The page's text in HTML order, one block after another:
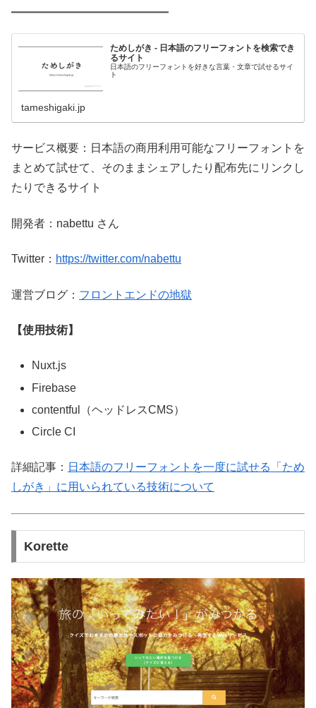
ためしがき - 日本語のフリーフォントを検索でき
るサイト
日本語のフリーフォントを好きな言葉・文章で試せるサイ
ト
tameshigaki.jp
サービス概要：日本語の商用利用可能なフリーフォントを
まとめて試せて、そのままシェアしたり配布先にリンクし
たりできるサイト
開発者：nabettu さん
Twitter： https://twitter.com/nabettu
運営ブログ： フロントエンドの地獄
【使用技術】
Nuxt.js
Firebase
contentful（ヘッドレスCMS）
Circle CI
詳細記事： 日本語のフリーフォントを一度に試せる「ため
しがき」に用いられている技術について
Korette